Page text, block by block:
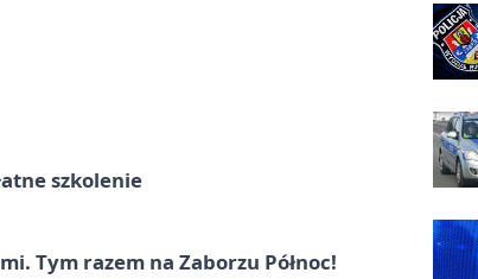
szkolenie
Tym razem na Zaborzu Północ!